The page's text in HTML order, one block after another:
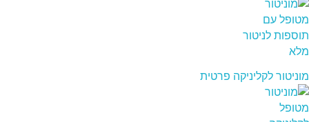
מוניטור לקליניקה פרטית